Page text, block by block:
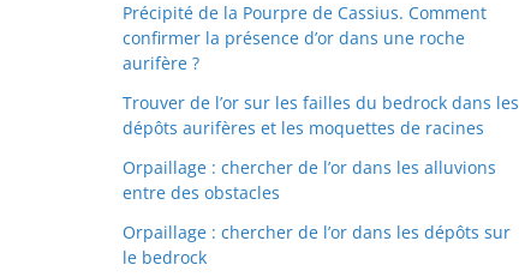
Précipité de la Pourpre de Cassius. Comment
confirmer la présence d’or dans une roche
aurifère ?
Trouver de l’or sur les failles du bedrock dans les
dépôts aurifères et les moquettes de racines
Orpaillage : chercher de l’or dans les alluvions
entre des obstacles
Orpaillage : chercher de l’or dans les dépôts sur
le bedrock